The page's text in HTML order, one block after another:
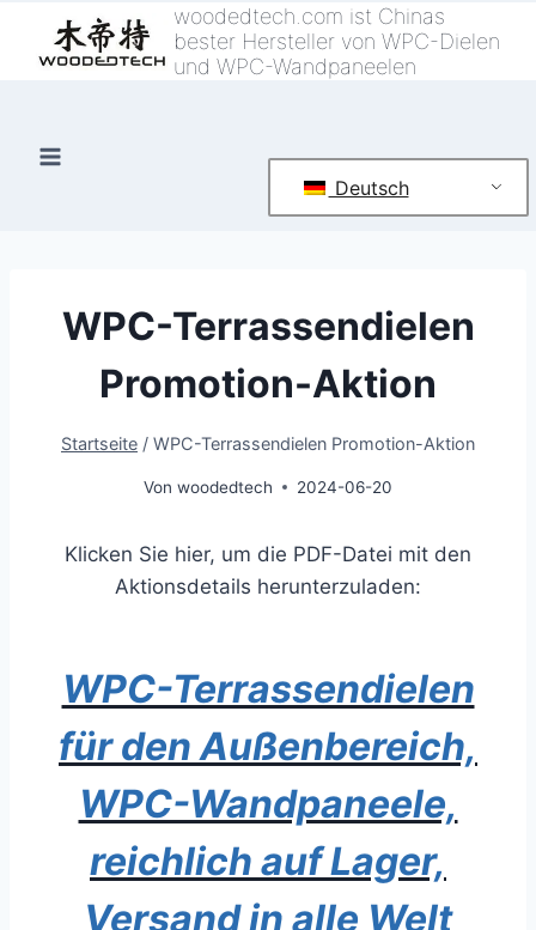
woodedtech.com ist Chinas
bester Hersteller von WPC-Dielen
und WPC-Wandpaneelen
Deutsch
WPC-Terrassendielen
Promotion-Aktion
Startseite / WPC-Terrassendielen Promotion-Aktion
Von woodedtech 2024-06-20
Klicken Sie hier, um die PDF-Datei mit den
Aktionsdetails herunterzuladen:
WPC-Terrassendielen
für den Außenbereich,
WPC-Wandpaneele,
reichlich auf Lager,
Versand in alle Welt